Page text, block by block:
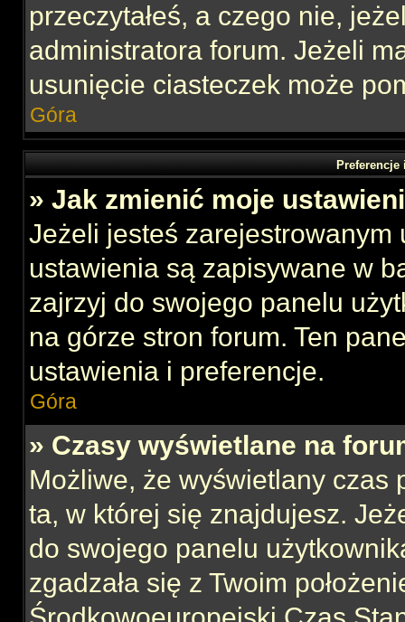
przeczytałeś, a czego nie,
administratora forum. Jeżeli
usunięcie ciasteczek może
Góra
» Jak zmienić moje
Jeżeli jesteś zarejestrowanym
ustawienia są zapisywane w
zajrzyj do swojego panelu
na górze stron forum. Ten
ustawienia i preferencje.
Góra
» Czasy wyświetlane na
Możliwe, że wyświetlany czas
ta, w której się znajdujesz.
do swojego panelu
zgadzała się z Twoim